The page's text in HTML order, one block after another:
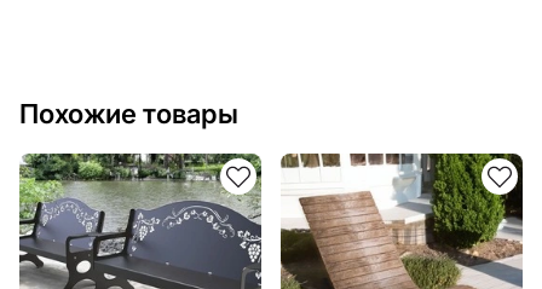
Похожие товары